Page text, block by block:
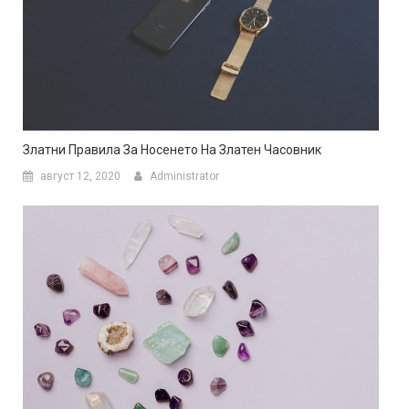
Златни Правила За Носенето На Златен Часовник
август 12, 2020 Administrator